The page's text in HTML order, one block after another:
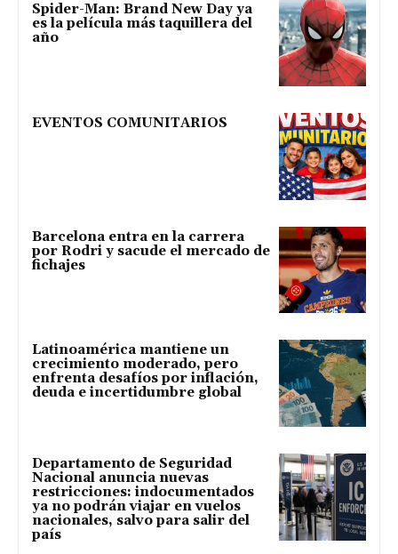
Spider-Man: Brand New Day ya
es la película más taquillera del
año
EVENTOS COMUNITARIOS
Barcelona entra en la carrera
por Rodri y sacude el mercado de
fichajes
Latinoamérica mantiene un
crecimiento moderado, pero
enfrenta desafíos por inflación,
deuda e incertidumbre global
Departamento de Seguridad
Nacional anuncia nuevas
restricciones: indocumentados
ya no podrán viajar en vuelos
nacionales, salvo para salir del
país